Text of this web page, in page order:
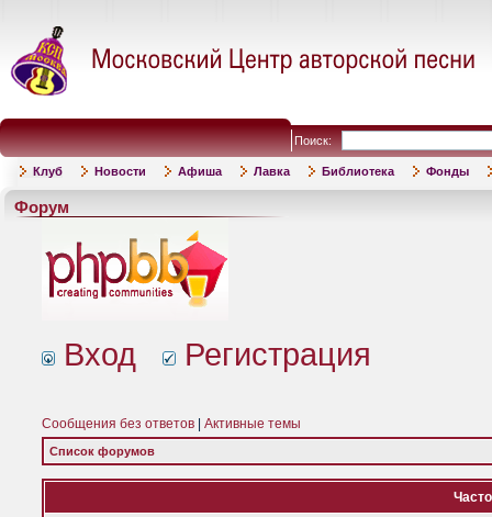
Поиск:
Клуб Новости Афиша Лавка Библиотека Фонды
Форум
Вход Регистрация
Сообщения без ответов Активные темы
Список форумов